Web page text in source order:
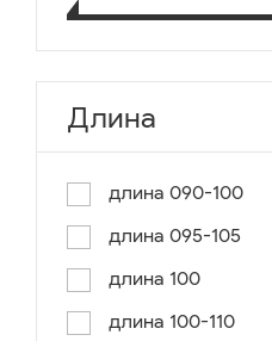
Длина
длина 090-100
длина 095-105
длина 100
длина 100-110